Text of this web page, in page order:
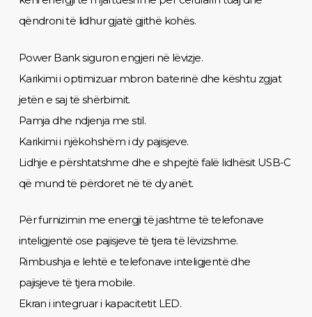
qëndroni të lidhur gjatë gjithë kohës.
Power Bank siguron engjeri në lëvizje.
Karikimi i optimizuar mbron baterinë dhe kështu zgjat
jetën e saj të shërbimit.
Pamja dhe ndjenja me stil.
Karikimi i njëkohshëm i dy pajisjeve.
Lidhje e përshtatshme dhe e shpejtë falë lidhësit USB-C
që mund të përdoret në të dy anët.
Për furnizimin me energji të jashtme të telefonave
inteligjentë ose pajisjeve të tjera të lëvizshme.
Rimbushja e lehtë e telefonave inteligjentë dhe
pajisjeve të tjera mobile.
Ekran i integruar i kapacitetit LED.